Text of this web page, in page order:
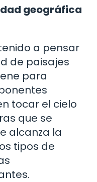
geográfica
a pensar
de paisajes
para
tocar el cielo
que se
alcanza la
tipos de